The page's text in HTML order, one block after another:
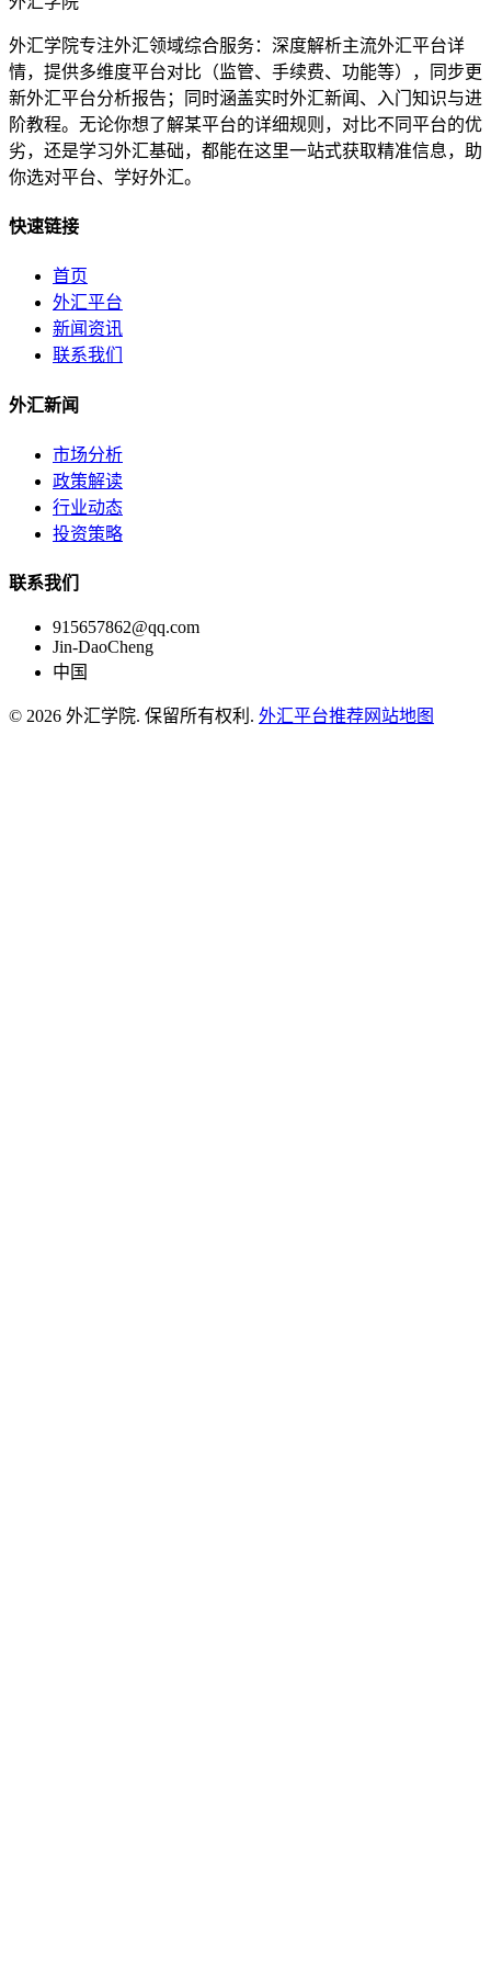
外汇学院专注外汇领域综合服务：深度解析主流外汇平台详
情，提供多维度平台对比（监管、手续费、功能等），同步更
新外汇平台分析报告；同时涵盖实时外汇新闻、入门知识与进
阶教程。无论你想了解某平台的详细规则，对比不同平台的优
劣，还是学习外汇基础，都能在这里一站式获取精准信息，助
你选对平台、学好外汇。
快速链接
首页
外汇平台
新闻资讯
联系我们
外汇新闻
市场分析
政策解读
行业动态
投资策略
联系我们
915657862@qq.com
Jin-DaoCheng
中国
© 2026 外汇学院. 保留所有权利. 外汇平台推荐网站地图